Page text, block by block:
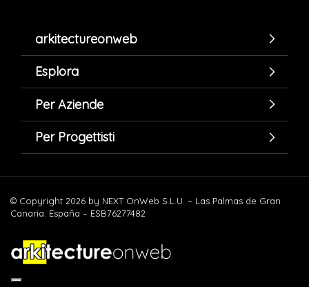
arkitectureonweb
Esplora
Per Aziende
Per Progettisti
© Copyright 2026 by NEXT OnWeb S.L.U. – Las Palmas de Gran
Canaria. España – ESB76277482